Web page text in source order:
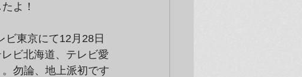
よ！
東京にて12月28日
ビ北海道、テレビ愛
勿論、地上派初です